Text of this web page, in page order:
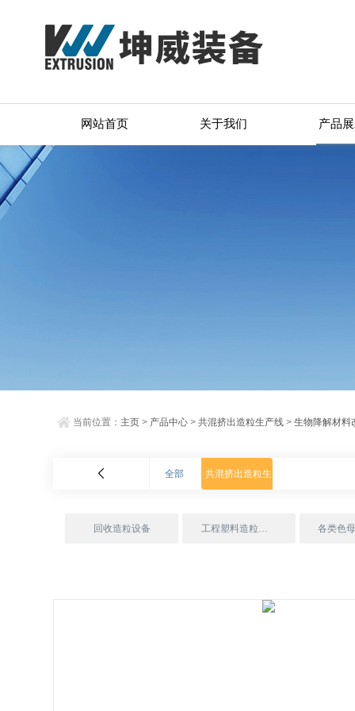
网站首页 关于我们 产品
当前位置： 主页 > 产品中心 >共混挤出造粒生产线 >生物降解材料
全部 共混挤出造粒生产线
回收造粒设备 工程塑料造粒成套设备